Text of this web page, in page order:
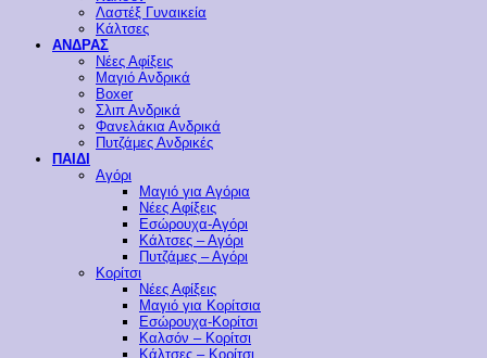
Λαστέξ Γυναικεία
Κάλτσες
ΑΝΔΡΑΣ
Νέες Αφίξεις
Μαγιό Ανδρικά
Boxer
Σλιπ Ανδρικά
Φανελάκια Ανδρικά
Πυτζάμες Ανδρικές
ΠΑΙΔΙ
Αγόρι
Μαγιό για Αγόρια
Νέες Αφίξεις
Εσώρουχα-Αγόρι
Κάλτσες – Αγόρι
Πυτζάμες – Αγόρι
Κορίτσι
Νέες Αφίξεις
Μαγιό για Κορίτσια
Εσώρουχα-Κορίτσι
Καλσόν – Κορίτσι
Κάλτσες – Κορίτσι